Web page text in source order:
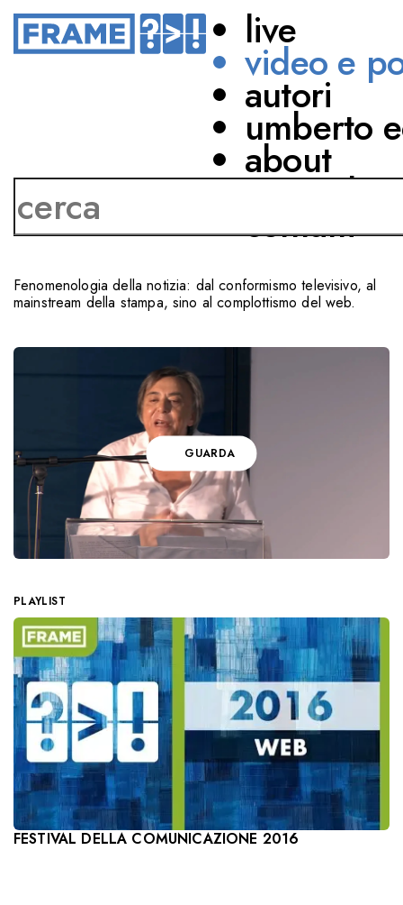
live
video e
autori
umberto
about
network
contatti
MEDIA APOCALITTICI
ED INTEGRATI
CON
Carlo Freccero
Fenomenologia della notizia: dal conformismo televisivo, al
mainstream della stampa, sino al complottismo del web.
GUARDA
PLAYLIST
FESTIVAL DELLA COMUNICAZIONE 2016